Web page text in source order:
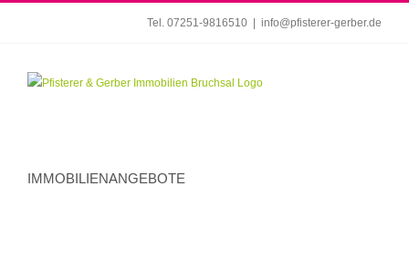
Tel. 07251-9816510 info@pfisterer-gerber.de
IMMOBILIENANGEBOTE